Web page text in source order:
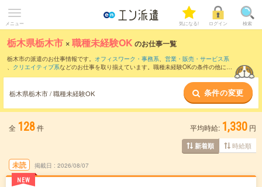
メニュー 気になる! ログイン 検索
栃木県栃木市 ×職種未経験OK のお仕事一覧
栃木市の派遣のお仕事情報です。 オフィスワーク・事務系、 営業・販売・サービス系
、 クリエイティブ系などのお仕事を取り揃えています。職種未経験OKの条件の他に、
栃木県栃木市 / 職種未経験OK 条件の変更
全 128件 平均時給: 1,330 円
新着順 時給順
未読
NEW
掲載日 2026/08/07